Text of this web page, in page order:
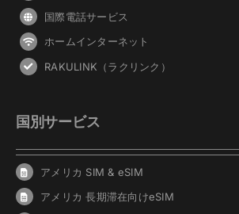
国際電話サービス
ホームインターネット
RAKULINK（ラクリンク）
国別サービス
アメリカ SIM & eSIM
アメリカ 長期滞在向けeSIM